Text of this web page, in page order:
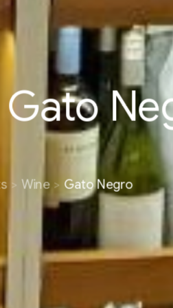
Gato
Wine Gato Negro